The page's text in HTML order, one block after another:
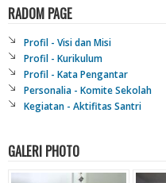
RADOM PAGE
Profil - Visi dan Misi
Profil - Kurikulum
Profil - Kata Pengantar
Personalia - Komite Sekolah
Kegiatan - Aktifitas Santri
GALERI PHOTO